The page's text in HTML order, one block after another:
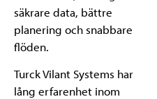
säkrare data, bättre
planering och snabbare
flöden.
Turck Vilant Systems har
lång erfarenhet inom